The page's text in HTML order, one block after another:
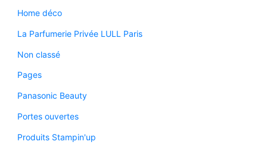
Home déco
La Parfumerie Privée LULL Paris
Non classé
Pages
Panasonic Beauty
Portes ouvertes
Produits Stampin'up